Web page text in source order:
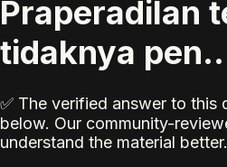
Praperadilan
tidaknya
✅ The verified answer to this
below. Our community-
understand the material better.